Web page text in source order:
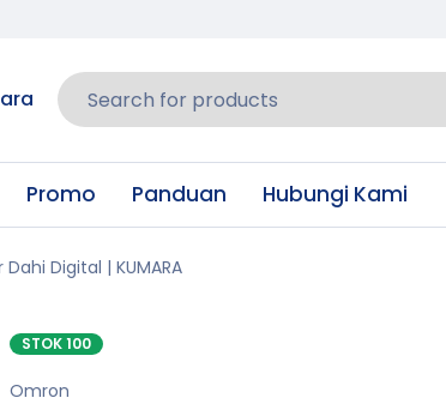
Promo Panduan Hubungi Kami
Digital | KUMARA
STOK 100
Omron